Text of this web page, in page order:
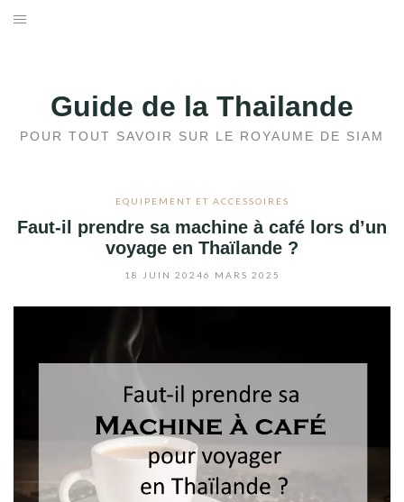
Aller
Guide de la Thailande
POUR TOUT SAVOIR SUR LE ROYAUME DE SIAM
EQUIPEMENT ET ACCESSOIRES
Faut-il prendre sa machine à café lors d’un
voyage en Thaïlande ?
18 JUIN 20246 MARS 2025
DOSSIERS
BLOG